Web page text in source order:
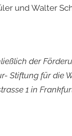
und Walter
der
Stiftung für die
1 in